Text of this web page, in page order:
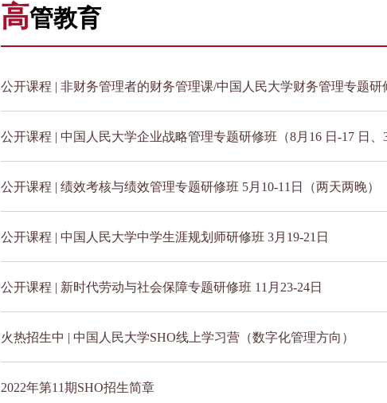
高管教育
公开课程 | 非财务管理者的财务管理课/中国人民大学财务管理专题研
公开课程 | 中国人民大学企业战略管理专题研修班（8月16 日-17 日、
公开课程 | 绩效考核与绩效管理专题研修班 5月10-11日（两天两晚）
公开课程 | 中国人民大学中学生涯规划师研修班 3月19-21日
公开课程 | 新时代劳动与社会保障专题研修班 11月23-24日
火热招生中 | 中国人民大学SHO线上学习营（数字化管理方向）
2022年第11期SHO招生简章